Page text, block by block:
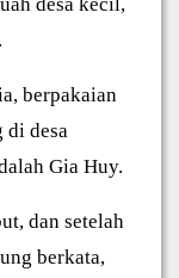
berpakaian
di desa
Gia Huy.
dan setelah
berkata,